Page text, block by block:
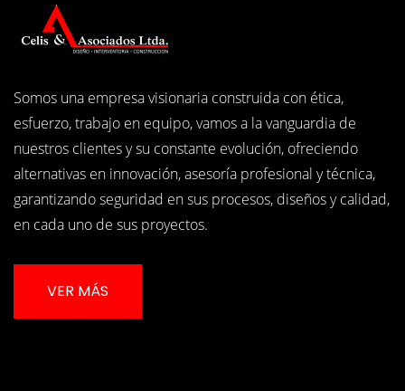
Somos una empresa visionaria construida con ética,
esfuerzo, trabajo en equipo, vamos a la vanguardia de
nuestros clientes y su constante evolución, ofreciendo
alternativas en innovación, asesoría profesional y técnica,
garantizando seguridad en sus procesos, diseños y calidad,
en cada uno de sus proyectos.
VER MÁS